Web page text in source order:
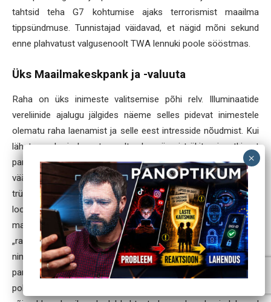
tahtsid teha G7 kohtumise ajaks terrorismist maailma
tippsündmuse. Tunnistajad väidavad, et nägid mõni sekund
enne plahvatust valgusenoolt TWA lennuki poole sööstmas.
Üks Maailmakeskpank ja -valuuta
Raha on üks inimeste valitsemise põhi relv. Illuminaatide
vereliinide ajalugu jälgides näeme selles pidevat inimestele
olematu raha laenamist ja selle eest intresside nõudmist. Kui
lähete panka ja laenate sealt raha, siis ei trükita ainsatki uut
pangatähte ega vermita ühtki münti, ainsatki untsi
väärismetalli ei nihutata tolli võrragi. Teie nimele lihtsalt
trükitakse summa, mida ollakse nõus teile „laenama”. Nad on
loonud „raha” mitte millestki ning see ei läinud neile midagi
maksma. Ent samast hetkest hakkate maksma intresse selle
„raha” eest, mida pole kunagi olnud ega tule ka tulevikus. Seda
nimetatakse „krediidiks”. Illuminaadid, seesama jõud, mis lõi
pangandussüsteemi ja kontrollib kõiki panku, kujundas ka
poliitikasüsteemi ja hoiab kõiki peamisi valitsusi lõas. See on